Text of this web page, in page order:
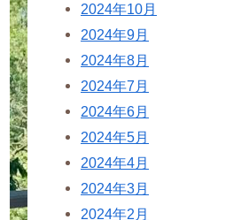
2024年10月
2024年9月
2024年8月
2024年7月
2024年6月
2024年5月
2024年4月
2024年3月
2024年2月